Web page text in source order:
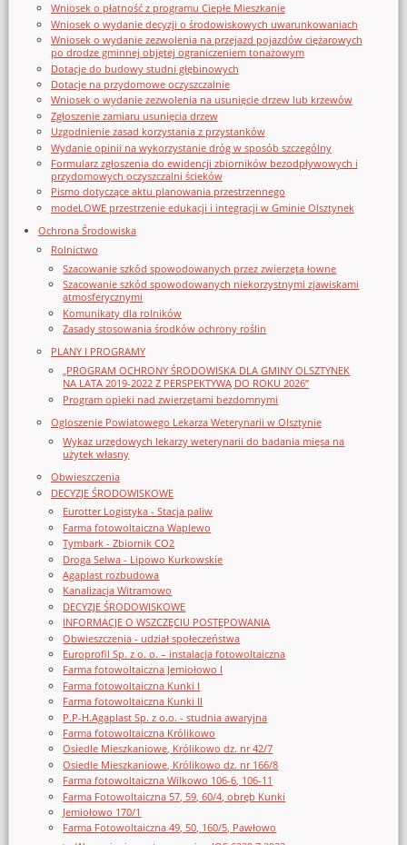
Wniosek o płatność z programu Ciepłe Mieszkanie
Wniosek o wydanie decyzji o środowiskowych uwarunkowaniach
Wniosek o wydanie zezwolenia na przejazd pojazdów ciężarowych
po drodze gminnej objętej ograniczeniem tonażowym
Dotacje do budowy studni głębinowych
Dotacje na przydomowe oczyszczalnie
Wniosek o wydanie zezwolenia na usunięcie drzew lub krzewów
Zgłoszenie zamiaru usunięcia drzew
Uzgodnienie zasad korzystania z przystanków
Wydanie opinii na wykorzystanie dróg w sposób szczególny
Formularz zgłoszenia do ewidencji zbiorników bezodpływowych i
przydomowych oczyszczalni ścieków
Pismo dotyczące aktu planowania przestrzennego
modeLOWE przestrzenie edukacji i integracji w Gminie Olsztynek
Ochrona Środowiska
Rolnictwo
Szacowanie szkód spowodowanych przez zwierzęta łowne
Szacowanie szkód spowodowanych niekorzystnymi zjawiskami
atmosferycznymi
Komunikaty dla rolników
Zasady stosowania środków ochrony roślin
PLANY I PROGRAMY
„PROGRAM OCHRONY ŚRODOWISKA DLA GMINY OLSZTYNEK
NA LATA 2019-2022 Z PERSPEKTYWĄ DO ROKU 2026”
Program opieki nad zwierzętami bezdomnymi
Ogloszenie Powiatowego Lekarza Weterynarii w Olsztynie
Wykaz urzędowych lekarzy weterynarii do badania mięsa na
użytek własny
Obwieszczenia
DECYZJE ŚRODOWISKOWE
Eurotter Logistyka - Stacja paliw
Farma fotowoltaiczna Waplewo
Tymbark - Zbiornik CO2
Droga Selwa - Lipowo Kurkowskie
Agaplast rozbudowa
Kanalizacja Witramowo
DECYZJE ŚRODOWISKOWE
INFORMACJE O WSZCZĘCIU POSTĘPOWANIA
Obwieszczenia - udział społeczeństwa
Europrofil Sp. z o. o. – instalacja fotowoltaiczna
Farma fotowoltaiczna Jemiołowo I
Farma fotowoltaiczna Kunki I
Farma fotowoltaiczna Kunki II
P.P-H.Agaplast Sp. z o.o. - studnia awaryjna
Farma fotowoltaiczna Królikowo
Osiedle Mieszkaniowe, Królikowo dz. nr 42/7
Osiedle Mieszkaniowe, Królikowo dz. nr 166/8
Farma fotowoltaiczna Wilkowo 106-6, 106-11
Farma Fotowoltaiczna 57, 59, 60/4, obręb Kunki
Jemiołowo 170/1
Farma Fotowoltaiczna 49, 50, 160/5, Pawłowo